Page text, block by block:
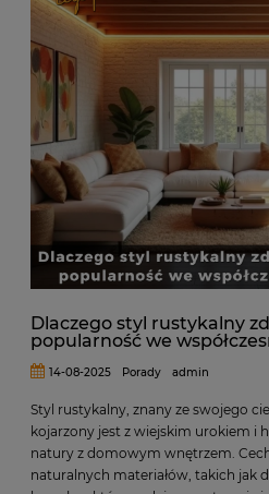
Dlaczego styl rustykalny
popularność we
14-08-2025 Porady admin
Styl rustykalny, znany ze swojego
kojarzony jest z wiejskim urokiem i
natury z domowym wnętrzem.
naturalnych materiałów, takich jak